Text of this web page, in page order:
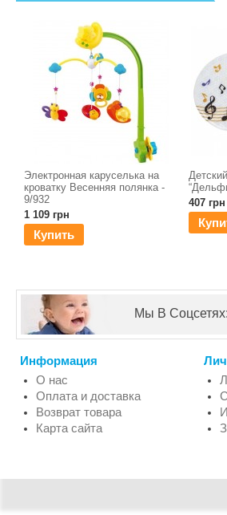
Электронная каруселька на
кроватку Весенняя полянка -
9/932
1 109 грн
Купить
407 грн
Мы В Соцсетях:
Информация
О нас
Оплата и доставка
Возврат товара
Карта сайта